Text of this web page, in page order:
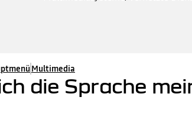
Multimedia
die Sprache